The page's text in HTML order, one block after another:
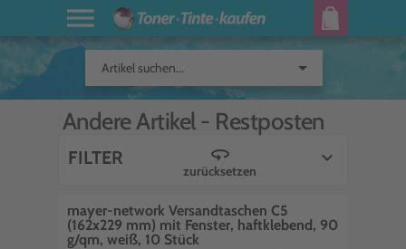
Artikel suchen... arrow_drop_down
Andere Artikel - Restposten
FILTER 360
zurücksetzen
keyboard_arrow_down
mayer-network Versandtaschen C5
(162x229 mm) mit Fenster, haftklebend, 90
g/qm, weiß, 10 Stück